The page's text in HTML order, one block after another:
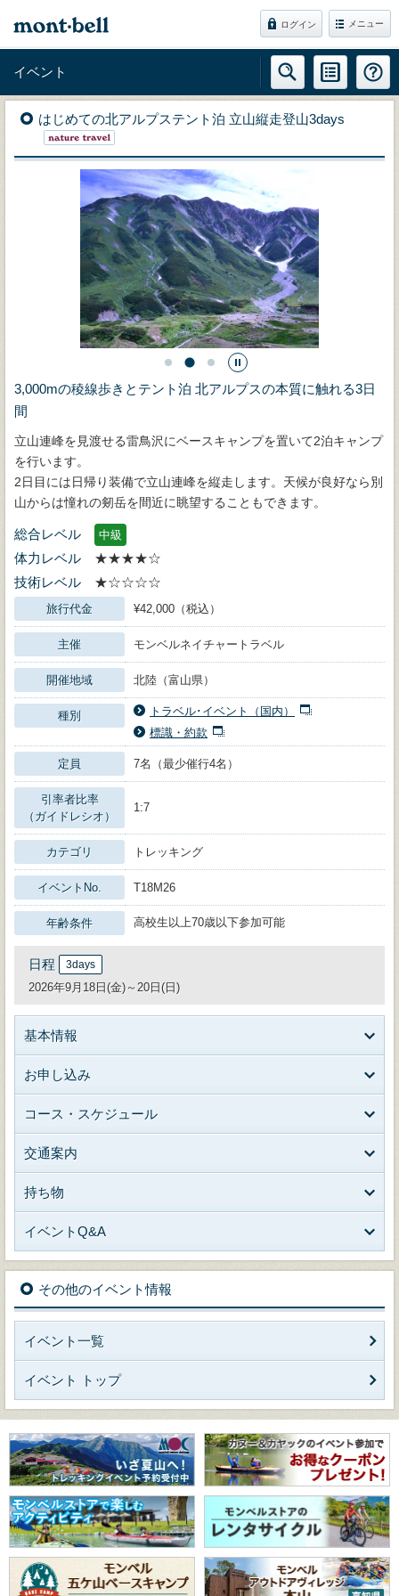
ログイン メニュー
イベント
はじめての北アルプステント泊 立山縦走登山3days
3,000mの稜線歩きとテント泊 北アルプスの本質に触れる3日
間
立山連峰を見渡せる雷鳥沢にベースキャンプを置いて2泊キャンプ
を行います。
2日目には日帰り装備で立山連峰を縦走します。天候が良好なら別
山からは憧れの剱岳を間近に眺望することもできます。
総合レベル 中級
体力レベル
★★★★☆
技術レベル
★☆☆☆☆
旅行代金 ¥42,000（税込）
主催 モンベルネイチャートラベル
開催地域 北陸（富山県）
種別
トラベル･イベント（国内）
標識・約款
定員 7名（最少催行4名）
引率者比率
（ガイドレシオ）
1:7
カテゴリ トレッキング
イベントNo. T18M26
年齢条件 高校生以上70歳以下参加可能
日程 3days
2026年9月18日(金)～20日(日)
基本情報
お申し込み
コース・スケジュール
交通案内
持ち物
イベントQ&A
その他のイベント情報
イベント一覧
イベント トップ